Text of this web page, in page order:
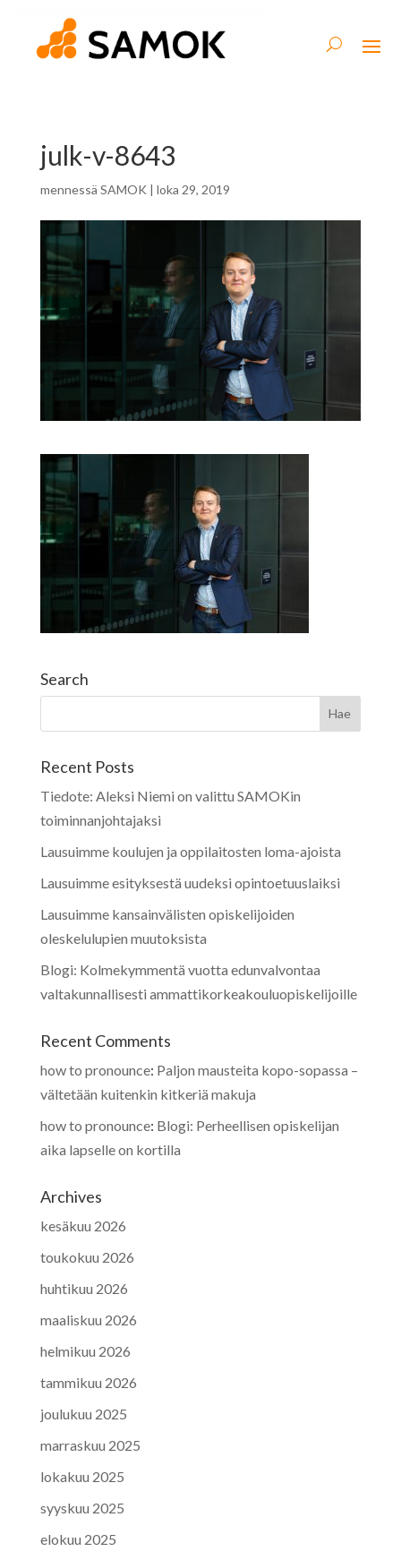
julk-v-8643
mennessä SAMOK | loka 29, 2019
Search
Recent Posts
Tiedote: Aleksi Niemi on valittu SAMOKin
toiminnanjohtajaksi
Lausuimme koulujen ja oppilaitosten loma-ajoista
Lausuimme esityksestä uudeksi opintoetuuslaiksi
Lausuimme kansainvälisten opiskelijoiden
oleskelulupien muutoksista
Blogi: Kolmekymmentä vuotta edunvalvontaa
valtakunnallisesti ammattikorkeakouluopiskelijoille
Recent Comments
how to pronounce: Paljon mausteita kopo-sopassa –
vältetään kuitenkin kitkeriä makuja
how to pronounce: Blogi: Perheellisen opiskelijan
aika lapselle on kortilla
Archives
kesäkuu 2026
toukokuu 2026
huhtikuu 2026
maaliskuu 2026
helmikuu 2026
tammikuu 2026
joulukuu 2025
marraskuu 2025
lokakuu 2025
syyskuu 2025
elokuu 2025